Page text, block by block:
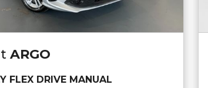
ARGO
FLEX DRIVE MANUAL